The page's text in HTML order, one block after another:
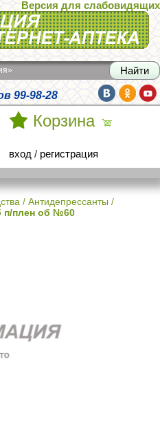
Версия для слабовидящих
99-98-28
Корзина
вход / регистрация
/ Антидепрессанты /
п/плен об №60